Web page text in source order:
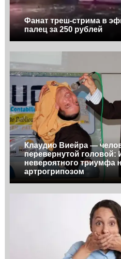
Фанат треш-стрима в
палец за 250 рублей
Клаудио Виейра —
перевернутой головой:
невероятного триумфа
артрогрипозом